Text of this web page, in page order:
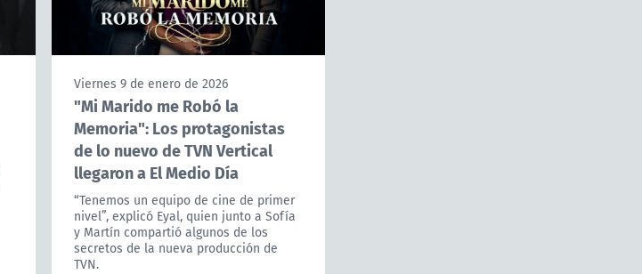
Viernes 9 de enero de 2026
"Mi Marido me Robó la
Memoria": Los protagonistas
de lo nuevo de TVN Vertical
llegaron a El Medio Día
“Tenemos un equipo de cine de primer
nivel”, explicó Eyal, quien junto a Sofía
y Martín compartió algunos de los
secretos de la nueva producción de
TVN.